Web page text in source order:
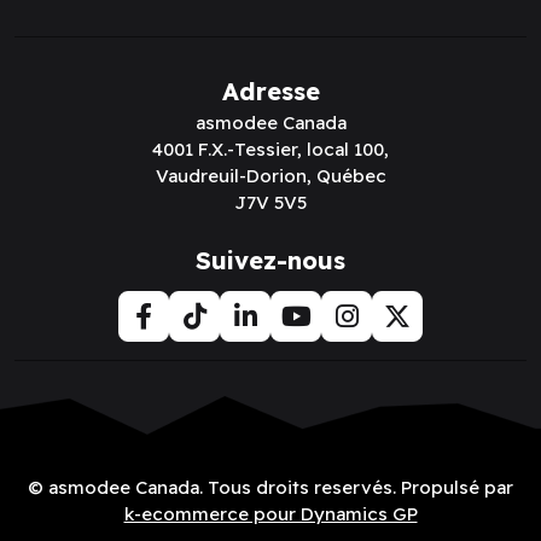
Adresse
asmodee Canada
4001 F.X.-Tessier, local 100,
Vaudreuil-Dorion, Québec
J7V 5V5
Suivez-nous
© asmodee Canada. Tous droits reservés. Propulsé par
k-ecommerce pour Dynamics GP